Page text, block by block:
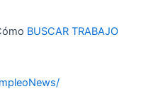
BUSCAR TRABAJO